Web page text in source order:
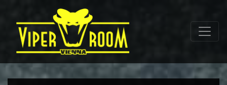
Hauptnavigation